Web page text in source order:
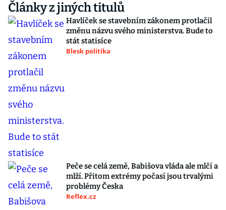
Články z jiných titulů
Havlíček se stavebním zákonem protlačil
změnu názvu svého ministerstva. Bude to
stát statisíce
Blesk politika
Peče se celá země, Babišova vláda ale mlčí a
mlží. Přitom extrémy počasí jsou trvalými
problémy Česka
Reflex.cz